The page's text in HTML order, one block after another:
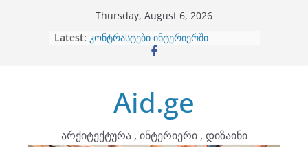
Thursday, August 6, 2026
Latest: ბინების გაერთიანება
კონტრასტები ინტერიერში
ინტერიერის დიზიანი
არტემიდი წარმოგიდგენთ
Aid.ge
არქიტექტურა , ინტერიერი , დიზაინი